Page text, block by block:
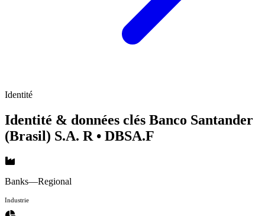
Identité
Identité & données clés Banco Santander
(Brasil) S.A. R • DBSA.F
Banks—Regional
Industrie